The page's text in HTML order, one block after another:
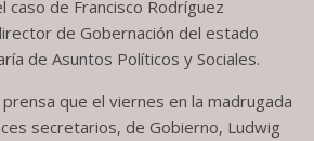
caso de Francisco Rodríguez
de Gobernación del estado
de Asuntos Políticos y Sociales.
que el viernes en la madrugada
secretarios, de Gobierno, Ludwig